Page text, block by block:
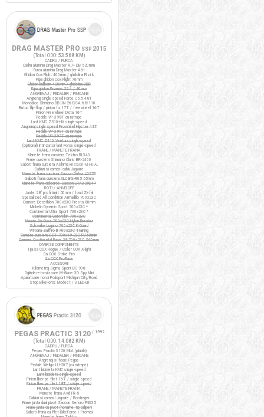
DRAG MASTER PRO SSP 2015
(Total ODO: 53.568 KM )
CADRU / FURCA
Cadru aluminiu Drag Master A7+ DB 520mm
Furca aluminiu Drag Master A6+
Ghidon Cox Flight 400mm / ghidolina Fi'zi:k
Pipa ghidon Cox Flight 70mm
Ghidon bullhorn 420mm / ghidolina BBB
Pipa ghidon Promax 25.4 / 80mm
ANGRENAJ / PEDALIER / PINIOANE
Angrenaj single speed Force C5.5 48T
Monobloc Shimano BB UN-26 BSA 68/110
Butuc flip-flop / pinion fix 17T / freewheel 16T
Pinion Freewheel Dicta 16T
Pedale VP-398T cu ratrape
Lant KMC Z510-HX single-speed
Angrenaj single speed Prowheel Hipster 44T
Pedale VP-399T cu ratrape
Pedale VP-397T cu ratrape
Lant KMC Z410 Ventura single-speed
(optional) Intinzator lant Force single-speed
FRANE / MANETE FRANA
Manete frana cursiera Tektro RL340
Frane cursiera Shimano Claris BR-2400
Saboti frana cursiera AshimaARS72CR-M-HU-AL
Cabluri si camasi cablu Jagwire
Manete frana cursiera Saccon Dekor LD77P
Saboti frana cursiera XLC BS-R05 55mm
Manete frana ciclocros Saccon LRA329D4P
ROTI / ANVELOPE
Jante 28" profil inalt 50mm / fond Zefal
Specialized All Condition Armadillo 700x23C
Camere Decathlon 700x23C Presta 80mm
Michelin Dynamic Sport 700x23C *
Continental Ultra Sport 700x23C *
Continental Gatorskin 700x23C
Maxxis Re-Fuse 700x23C Nylon Breaker
Schwalbe Lugano 700x23C K-Guard
Vittoria Zaffiro III 700x23C Training
Camere cursiera CST 700x19-23C FV 60mm
Camere Continental Race 28 700x23C S60mm
DIVERSE COMPONENTE
Tija sa COX Rogue / Colier COX X-light
Sa COX Strike Pro
Sa COX ProRace
ACCESORII
Kilometraj Sigma Sport BC 906
Oglinda retrovizoare M-Wave 3D Spy Mini
Aparatoare noroi Polisport Michigan City/Road
Stop BikeForce Modest / 3 LED-uri
PEGAS PRACTIC 3120/ 1992
(Total ODO: 14.082 KM )
CADRU / FURCA
Pegas Practic 3120 Mixt (pliabila)
ANGRENAJ / PEDALIER / PINIOANE
Angrenaj si foaie Pegas
Pedale Wellgo LU-207 (cu ratrape)
Lant bicicleta KMC single-speed
Lant bicicleta single-speed
Pinion liber pe filet 16T / single speed
Pinion liber pe filet 18T / single speed
FRANE / MANETE FRANA
Manete frana Avid FR-5
Cabluri si camasi Jagwire / Bontrager
Frane janta dual pivot Saccon Sencro FN335
Frane janta cu pivot (noname, tip caliper)
Saboti frana cu filet BikeForce / Promax